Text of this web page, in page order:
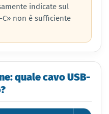
indicate sul
C» non è sufficiente
quale cavo USB-